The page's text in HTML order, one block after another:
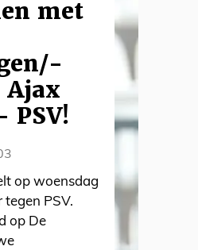
met
Ajax
PSV!
op woensdag
tegen PSV.
op De